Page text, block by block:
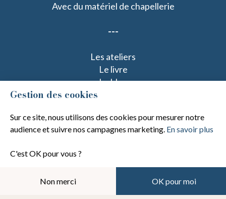
Avec du matériel de chapellerie
---
Les ateliers
Le livre
Le blog
A propos
FAQ - Questions fréquentes
Gestion des cookies
CGV
Gestion des cookies
Sur ce site, nous utilisons des cookies pour mesurer notre
audience et suivre nos campagnes marketing. En savoir plus
C'est OK pour vous ?
Non merci OK pour moi